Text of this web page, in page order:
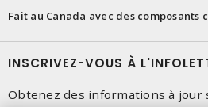
Fait au Canada avec des composants
INSCRIVEZ-VOUS À
Obtenez des informations à jour